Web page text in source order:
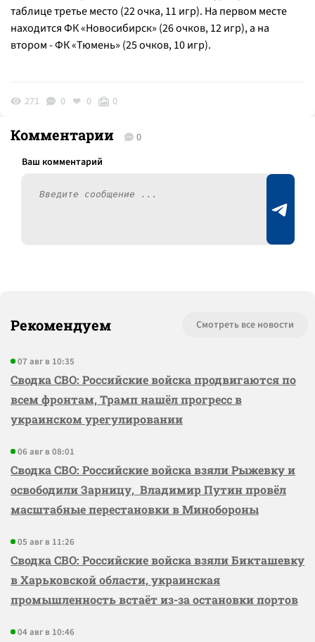
таблице третье место (22 очка, 11 игр). На первом месте
находится ФК «Новосибирск» (26 очков, 12 игр), а на
втором - ФК «Тюмень» (25 очков, 10 игр).
271 0 0 0
Комментарии 0
Рекомендуем Смотреть все новости
07 авг в 10:35
Сводка СВО: Российские войска продвигаются по
всем фронтам, Трамп нашёл прогресс в
украинском урегулировании
06 авг в 08:01
Сводка СВО: Российские войска взяли Рыжевку и
освободили Зарницу, Владимир Путин провёл
масштабные перестановки в Минобороны
05 авг в 11:26
Сводка СВО: Российские войска взяли Бикташевку
в Харьковской области, украинская
промышленность встаёт из-за остановки портов
04 авг в 10:46